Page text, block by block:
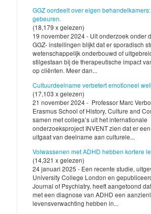
GGZ oordeelt over eigen
gebeuren.
(18,179 x gelezen)
19 november 2024 - Uit onderzoek onder
GGZ- instellingen blijkt dat er sporadisch
wetenschappelijk onderbouwd of
stilgestaan bij de therapeutische impact
op cliënten. Meer dan...
Cultuurdeelname verbetert emotioneel
(17,103 x gelezen)
21 november 2024 - Professor Marc
Erasmus School of History, Culture and
samen met collega’s uit het internationale
onderzoeksproject INVENT zien dat er
uitgaat van deelname aan culturele...
Volwassenen met ADHD hebben kortere
(14,321 x gelezen)
24 januari 2025 - Een recente studie,
University College London en
Journal of Psychiatry, heeft aangetoond
met een diagnose van ADHD een
levensverwachting hebben in...